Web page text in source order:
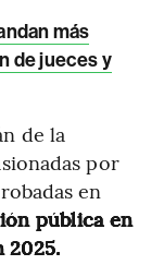
más
de jueces y
de la
por
en
pública en